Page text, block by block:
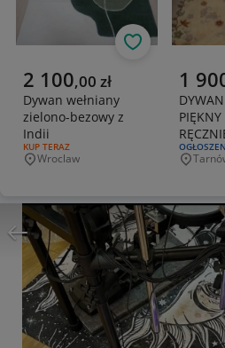
Aktualna cena
2 100,00 zł
Dywan wełniany
zielono-bezowy z
Indii
RODZAJ OFERTY:
KUP TERAZ
Miejscowość
Wroclaw
Obserwuj
1
100
RODZAJ